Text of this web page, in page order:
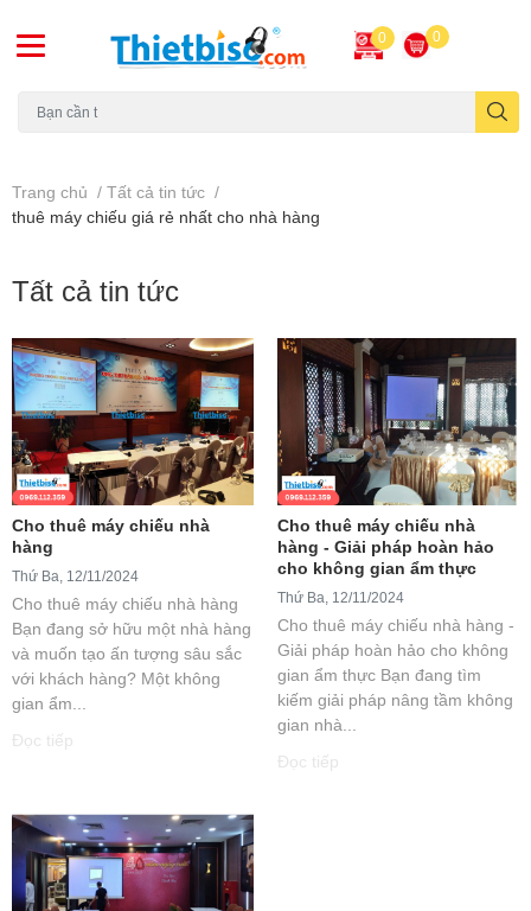
0 0
Trang chủ / Tất cả tin tức /
thuê máy chiếu giá rẻ nhất cho nhà hàng
Tất cả tin tức
Cho thuê máy chiếu nhà
hàng
Thứ Ba, 12/11/2024
Cho thuê máy chiếu nhà hàng
Bạn đang sở hữu một nhà hàng
và muốn tạo ấn tượng sâu sắc
với khách hàng? Một không
gian ẩm...
Đọc tiếp
Cho thuê máy chiếu nhà
hàng - Giải pháp hoàn hảo
cho không gian ẩm thực
Thứ Ba, 12/11/2024
Cho thuê máy chiếu nhà hàng -
Giải pháp hoàn hảo cho không
gian ẩm thực Bạn đang tìm
kiếm giải pháp nâng tầm không
gian nhà...
Đọc tiếp